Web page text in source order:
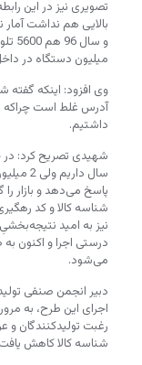
میلیون دستگاه در
وی افزود: اینکه گفته
آدرس غلط است چراکه
داشتیم.
سال
پاسخ می‌دهد و بازار
شناسه کالا و کد
نیز به امید
می‌شود.
دبیر انجمن صنفی
اجرای این طرح، به
رغبت تولیدکنندگان و
شناسه کالا کاهش